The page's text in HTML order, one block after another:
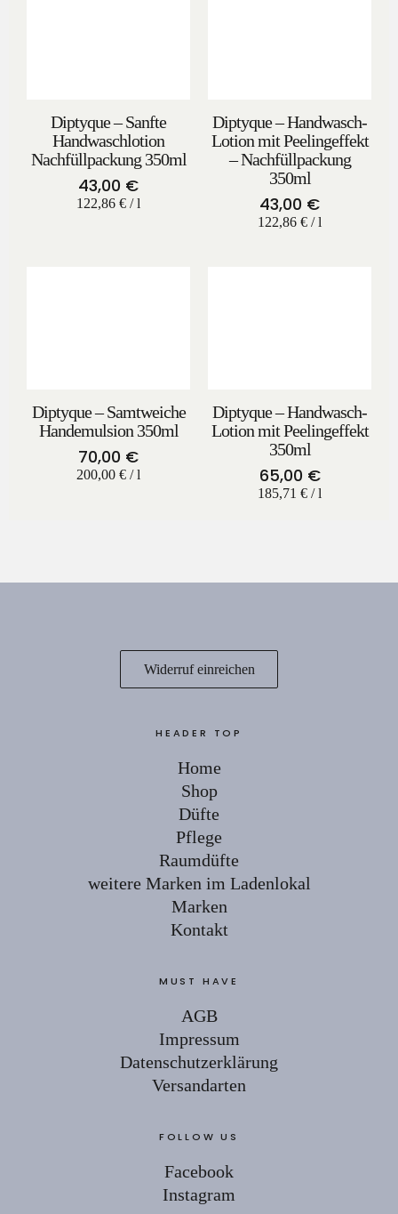
Diptyque – Sanfte
Handwaschlotion
Nachfüllpackung 350ml
43,00 €
122,86 € /l
Diptyque – Handwasch-
Lotion mit Peelingeffekt
– Nachfüllpackung
350ml
43,00 €
122,86 € /l
Diptyque – Samtweiche
Handemulsion 350ml
70,00 €
200,00 € /l
Diptyque – Handwasch-
Lotion mit Peelingeffekt
350ml
65,00 €
185,71 € /l
Widerruf einreichen
HEADER TOP
Home
Shop
Düfte
Pflege
Raumdüfte
weitere Marken im Ladenlokal
Marken
Kontakt
MUST HAVE
AGB
Impressum
Datenschutzerklärung
Versandarten
FOLLOW US
Facebook
Instagram